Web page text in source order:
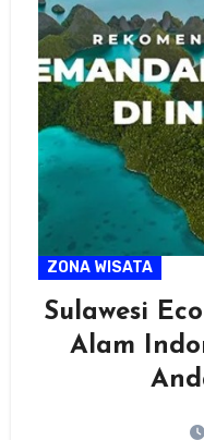
ZONA WISATA
Sulawesi
Alam